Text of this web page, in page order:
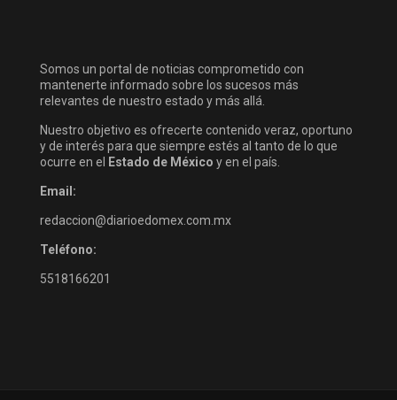
Somos un portal de noticias comprometido con
mantenerte informado sobre los sucesos más
relevantes de nuestro estado y más allá.
Nuestro objetivo es ofrecerte contenido veraz, oportuno
y de interés para que siempre estés al tanto de lo que
ocurre en el
Estado de México y en el país.
Email:
redaccion@diarioedomex.com.mx
Teléfono:
5518166201